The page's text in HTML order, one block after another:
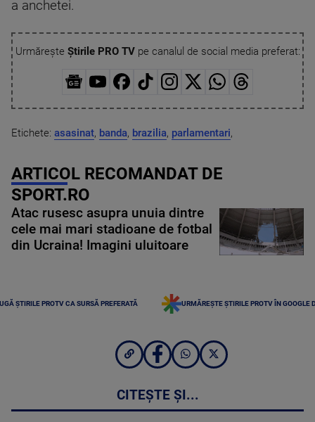
a anchetei.
Urmărește Știrile PRO TVpe canalul de social media preferat:
Etichete: asasinat, banda, brazilia, parlamentari,
ARTICOL RECOMANDAT DE
SPORT.RO
Atac rusesc asupra unuia dintre
cele mai mari stadioane de fotbal
din Ucraina! Imagini uluitoare
ȘTIRILE PROTV CA SURSĂ PREFERATĂ URMĂREȘTE ȘTIRILE PROTV ÎN GOOGLE
CITEȘTE ȘI...